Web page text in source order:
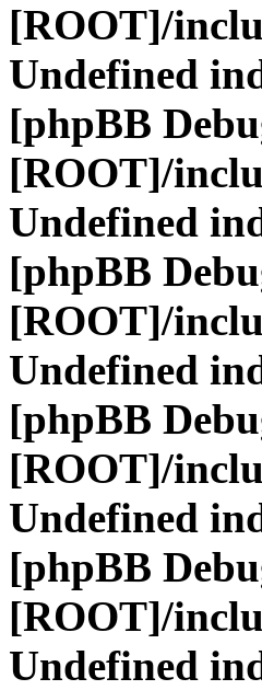
[ROOT]/
Undefined
[phpBB
[ROOT]/
Undefined
[phpBB
[ROOT]/
Undefined
[phpBB
[ROOT]/
Undefined
[phpBB
[ROOT]/
Undefined